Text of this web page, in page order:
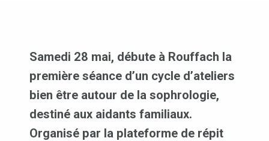
Samedi 28 mai, débute à Rouffach la
première séance d’un cycle d’ateliers
bien être autour de la sophrologie,
destiné aux aidants familiaux.
Organisé par la plateforme de répit